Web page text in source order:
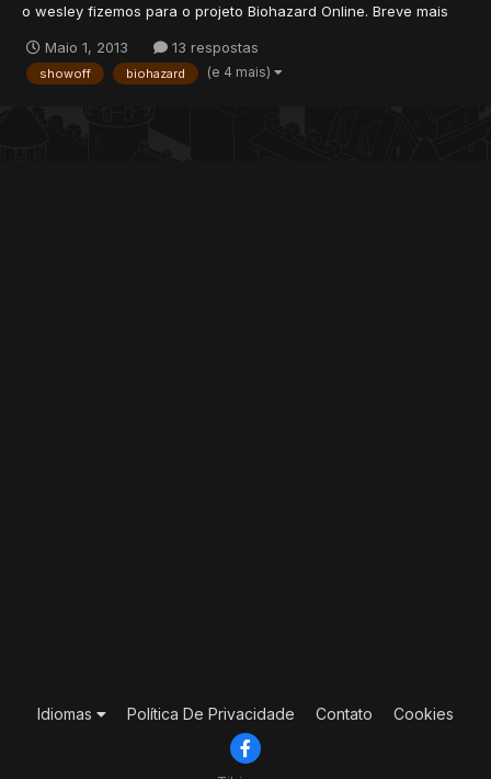
o wesley fizemos para o projeto Biohazard Online. Breve mais
Maio 1, 2013
13 respostas
showoff biohazard (e 4 mais)
Idiomas Política De Privacidade Contato Cookies